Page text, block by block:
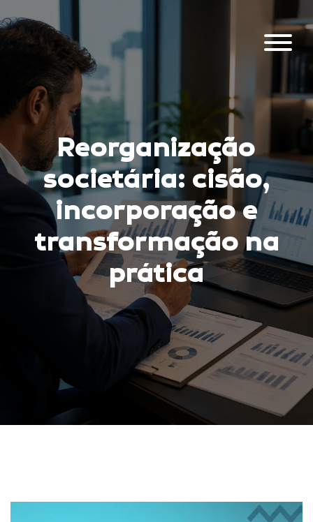
Reorganização
societária: cisão,
incorporação e
transformação na
prática